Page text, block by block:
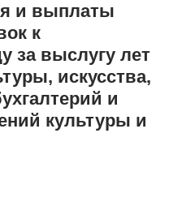
и выплаты
к
за выслугу лет
искусства,
и
культуры и